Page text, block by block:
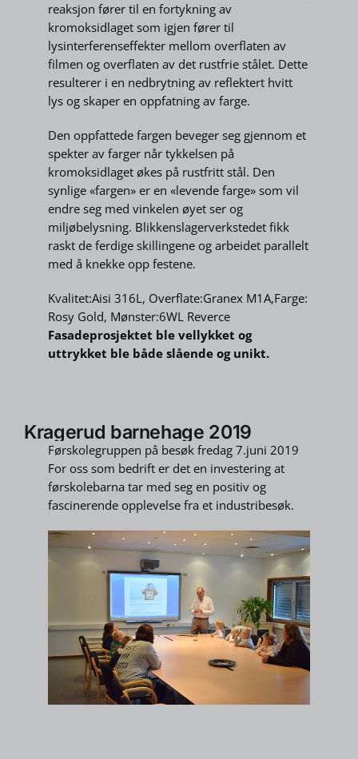
reaksjon fører til en fortykning av
kromoksidlaget som igjen fører til
lysinterferenseffekter mellom overflaten av
filmen og overflaten av det rustfrie stålet. Dette
resulterer i en nedbrytning av reflektert hvitt
lys og skaper en oppfatning av farge.
Den oppfattede fargen beveger seg gjennom et
spekter av farger når tykkelsen på
kromoksidlaget økes på rustfritt stål. Den
synlige «fargen» er en «levende farge» som vil
endre seg med vinkelen øyet ser og
miljøbelysning. Blikkenslagerverkstedet fikk
raskt de ferdige skillingene og arbeidet parallelt
med å knekke opp festene.
Kvalitet:Aisi 316L, Overflate:Granex M1A,Farge:
Rosy Gold, Mønster:6WL Reverce
Fasadeprosjektet ble vellykket og
uttrykket ble både slående og unikt.
Kragerud barnehage 2019
Førskolegruppen på besøk fredag 7.juni 2019
For oss som bedrift er det en investering at
førskolebarna tar med seg en positiv og
fascinerende opplevelse fra et industribesøk.